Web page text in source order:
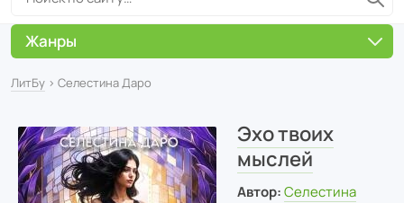
ЛитБу › Селестина Даро
Эхо твоих
мыслей
Автор: Селестина
Жанры